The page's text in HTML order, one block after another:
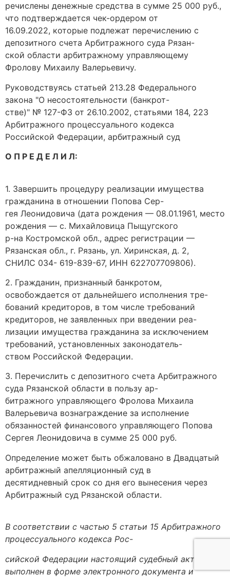
речислены денежные средства в сумме 25 000 руб.,
что подтверждается чек-ордером от
16.09.2022, которые подлежат перечислению с
депозитного счета Арбитражного суда Рязан-
ской области арбитражному управляющему
Фролову Михаилу Валерьевичу.
Руководствуясь статьей 213.28 Федерального
закона "О несостоятельности (банкрот-
стве)" № 127-ФЗ от 26.10.2002, статьями 184, 223
Арбитражного процессуального кодекса
Российской Федерации, арбитражный суд
О П Р Е Д Е Л И Л:
1. Завершить процедуру реализации имущества
гражданина в отношении Попова Сер-
гея Леонидовича (дата рождения — 08.01.1961, место
рождения — с. Михайловица Пыщугского
р-на Костромской обл., адрес регистрации —
Рязанская обл., г. Рязань, ул. Хиринская, д. 2,
СНИЛС 034- 619-839-67, ИНН 622707709806).
2. Гражданин, признанный банкротом,
освобождается от дальнейшего исполнения тре-
бований кредиторов, в том числе требований
кредиторов, не заявленных при введении реа-
лизации имущества гражданина за исключением
требований, установленных законодатель-
ством Российской Федерации.
3. Перечислить с депозитного счета Арбитражного
суда Рязанской области в пользу ар-
битражного управляющего Фролова Михаила
Валерьевича вознаграждение за исполнение
обязанностей финансового управляющего Попова
Сергея Леонидовича в сумме 25 000 руб.
Определение может быть обжаловано в Двадцатый
арбитражный апелляционный суд в
десятидневный срок со дня его вынесения через
Арбитражный суд Рязанской области.
В соответствии с частью 5 статьи 15 Арбитражного
процессуального кодекса Рос-
сийской Федерации настоящий судебный акт
выполнен в форме электронного документа и